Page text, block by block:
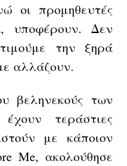
οι προμηθευτές
υποφέρουν. Δεν
την ξηρά
αλλάζουν.
βεληνεκούς των
τεράστιες
με κάποιον
Me, ακολούθησε